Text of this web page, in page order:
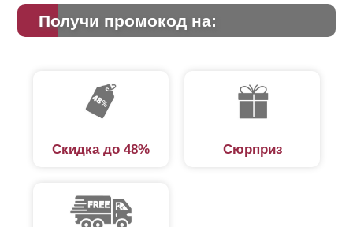
Получи промокод на:
Скидка до 48% Сюрприз